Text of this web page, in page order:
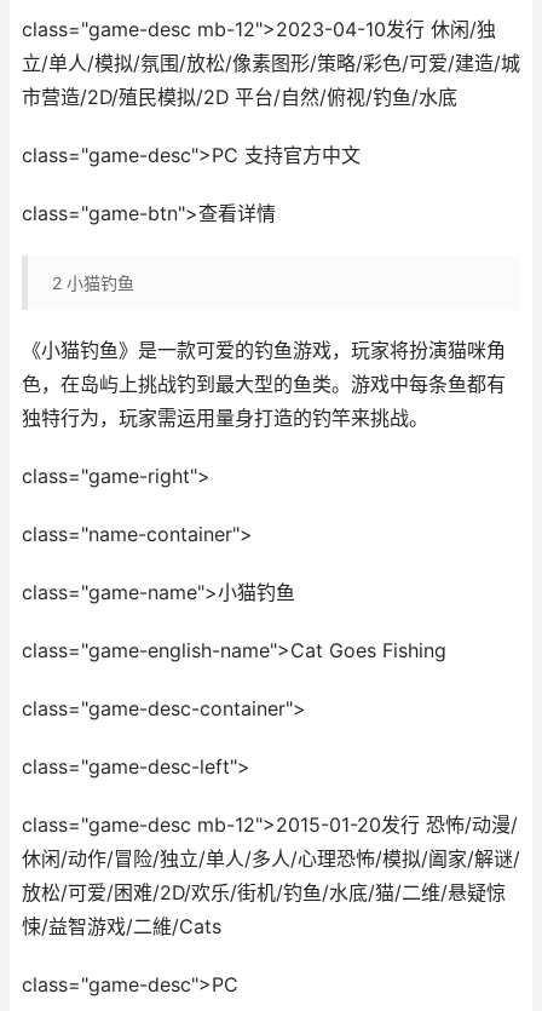
class="game-desc mb-12">2023-04-10发行 休闲/独
立/单人/模拟/氛围/放松/像素图形/策略/彩色/可爱/建造/城
市营造/2D/殖民模拟/2D 平台/自然/俯视/钓鱼/水底
class="game-desc">PC 支持官方中文
class="game-btn">查看详情
2 小猫钓鱼
《小猫钓鱼》是一款可爱的钓鱼游戏，玩家将扮演猫咪角
色，在岛屿上挑战钓到最大型的鱼类。游戏中每条鱼都有
独特行为，玩家需运用量身打造的钓竿来挑战。
class="game-right">
class="name-container">
class="game-name">小猫钓鱼
class="game-english-name">Cat Goes Fishing
class="game-desc-container">
class="game-desc-left">
class="game-desc mb-12">2015-01-20发行 恐怖/动漫/
休闲/动作/冒险/独立/单人/多人/心理恐怖/模拟/阖家/解谜/
放松/可爱/困难/2D/欢乐/街机/钓鱼/水底/猫/二维/悬疑惊
悚/益智游戏/二維/Cats
class="game-desc">PC